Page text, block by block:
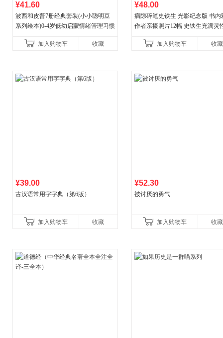
¥41.60
波西和皮普7册经典套装(小小聪明豆
系列绘本)0-4岁低幼启蒙情绪管理习惯
养好品质，发现快
加入购物车 收藏
¥48.00
病隙碎笔史铁生 光影纪念版 书内
作者亲摄照片12幅 史铁生充满灵
加入购物车
收藏
¥39.00
古汉语常用字字典（第6版）
加入购物车 收藏
¥52.30
被讨厌的勇气
加入购物车 收藏